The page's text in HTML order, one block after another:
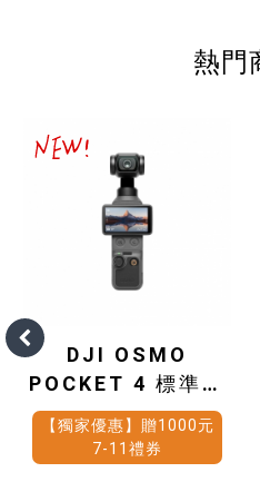
熱門
DJI OSMO
POCKET 4 標準套
裝
【獨家優惠】贈1000元
7-11禮券